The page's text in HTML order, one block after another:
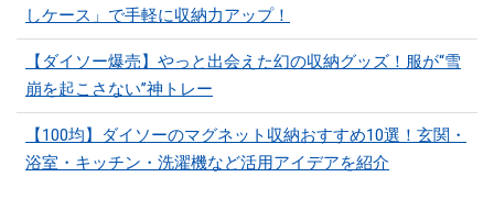
しケース」で手軽に収納力アップ！
【ダイソー爆売】やっと出会えた幻の収納グッズ！服が“雪
崩を起こさない”神トレー
【100均】ダイソーのマグネット収納おすすめ10選！玄関・
浴室・キッチン・洗濯機など活用アイデアを紹介